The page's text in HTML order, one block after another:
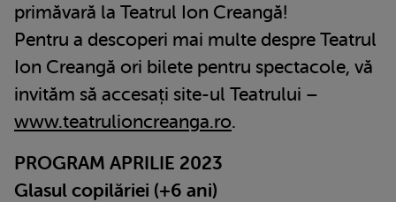
primăvară la Teatrul Ion Creangă!
Pentru a descoperi mai multe despre Teatrul
Ion Creangă ori bilete pentru spectacole, vă
invităm să accesați site-ul Teatrului –
www.teatrulioncreanga.ro.
PROGRAM APRILIE 2023
Glasul copilăriei (+6 ani)